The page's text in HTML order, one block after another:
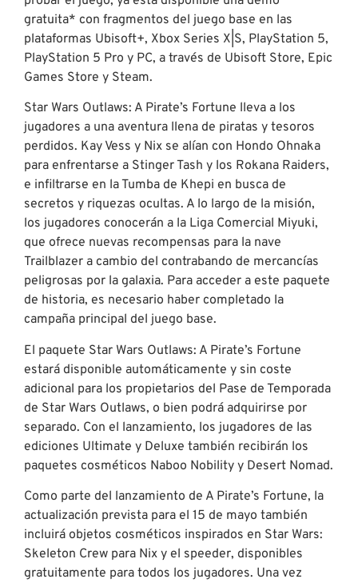
gratuita* con fragmentos del juego base en las
plataformas Ubisoft+, Xbox Series X|S, PlayStation 5,
PlayStation 5 Pro y PC, a través de Ubisoft Store, Epic
Games Store y Steam.
Star Wars Outlaws: A Pirate’s Fortune lleva a los
jugadores a una aventura llena de piratas y tesoros
perdidos. Kay Vess y Nix se alían con Hondo Ohnaka
para enfrentarse a Stinger Tash y los Rokana Raiders,
e infiltrarse en la Tumba de Khepi en busca de
secretos y riquezas ocultas. A lo largo de la misión,
los jugadores conocerán a la Liga Comercial Miyuki,
que ofrece nuevas recompensas para la nave
Trailblazer a cambio del contrabando de mercancías
peligrosas por la galaxia. Para acceder a este paquete
de historia, es necesario haber completado la
campaña principal del juego base.
El paquete Star Wars Outlaws: A Pirate’s Fortune
estará disponible automáticamente y sin coste
adicional para los propietarios del Pase de Temporada
de Star Wars Outlaws, o bien podrá adquirirse por
separado. Con el lanzamiento, los jugadores de las
ediciones Ultimate y Deluxe también recibirán los
paquetes cosméticos Naboo Nobility y Desert Nomad.
Como parte del lanzamiento de A Pirate’s Fortune, la
actualización prevista para el 15 de mayo también
incluirá objetos cosméticos inspirados en Star Wars:
Skeleton Crew para Nix y el speeder, disponibles
gratuitamente para todos los jugadores. Una vez